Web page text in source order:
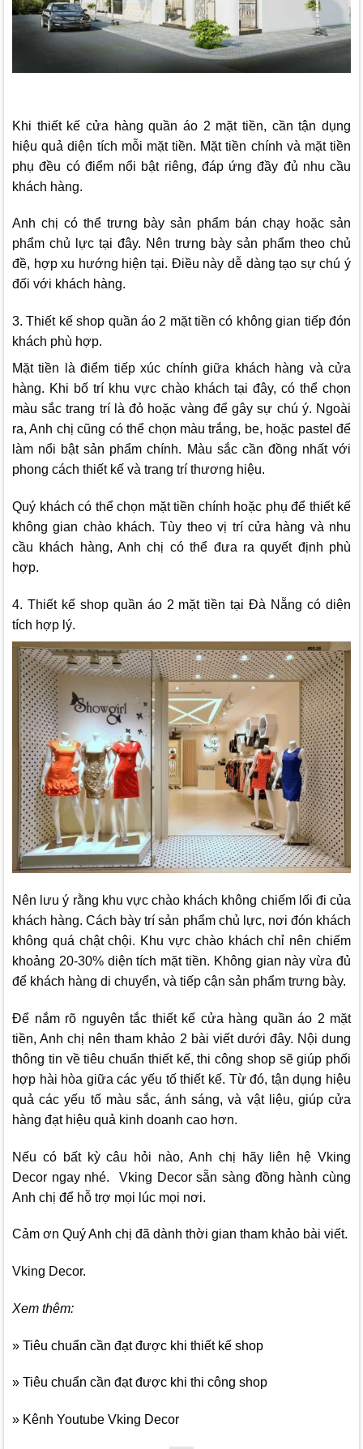
Khi thiết kế cửa hàng quần áo 2 mặt tiền, cần tận dụng
hiệu quả diện tích mỗi mặt tiền. Mặt tiền chính và mặt tiền
phụ đều có điểm nổi bật riêng, đáp ứng đầy đủ nhu cầu
khách hàng.
Anh chị có thể trưng bày sản phẩm bán chạy hoặc sản
phẩm chủ lực tại đây. Nên trưng bày sản phẩm theo chủ
đề, hợp xu hướng hiện tại. Điều này dễ dàng tạo sự chú ý
đối với khách hàng.
3. Thiết kế shop quần áo 2 mặt tiền có không gian tiếp đón
khách phù hợp.
Mặt tiền là điểm tiếp xúc chính giữa khách hàng và cửa
hàng. Khi bố trí khu vực chào khách tại đây, có thể chọn
màu sắc trang trí là đỏ hoặc vàng để gây sự chú ý. Ngoài
ra, Anh chị cũng có thể chọn màu trắng, be, hoặc pastel để
làm nổi bật sản phẩm chính. Màu sắc cần đồng nhất với
phong cách thiết kế và trang trí thương hiệu.
Quý khách có thể chọn mặt tiền chính hoặc phụ để thiết kế
không gian chào khách. Tùy theo vị trí cửa hàng và nhu
cầu khách hàng, Anh chị có thể đưa ra quyết định phù
hợp.
4. Thiết kế shop quần áo 2 mặt tiền tại Đà Nẵng có diện
tích hợp lý.
Nên lưu ý rằng khu vực chào khách không chiếm lối đi của
khách hàng. Cách bày trí sản phẩm chủ lực, nơi đón khách
không quá chật chội. Khu vực chào khách chỉ nên chiếm
khoảng 20-30% diện tích mặt tiền. Không gian này vừa đủ
để khách hàng di chuyển, và tiếp cận sản phẩm trưng bày.
Để nắm rõ nguyên tắc thiết kế cửa hàng quần áo 2 mặt
tiền, Anh chị nên tham khảo 2 bài viết dưới đây. Nội dung
thông tin về tiêu chuẩn thiết kế, thi công shop sẽ giúp phối
hợp hài hòa giữa các yếu tố thiết kế. Từ đó, tận dụng hiệu
quả các yếu tố màu sắc, ánh sáng, và vật liệu, giúp cửa
hàng đạt hiệu quả kinh doanh cao hơn.
Nếu có bất kỳ câu hỏi nào, Anh chị hãy liên hệ Vking
Decor ngay nhé. Vking Decorsẵn sàng đồng hành cùng
Anh chị để hỗ trợ mọi lúc mọi nơi.
Cảm ơn Quý Anh chị đã dành thời gian tham khảo bài viết.
Vking Decor.
Xem thêm:
» Tiêu chuẩn cần đạt được khi thiết kế shop
» Tiêu chuẩn cần đạt được khi thi công shop
» Kênh Youtube Vking Decor